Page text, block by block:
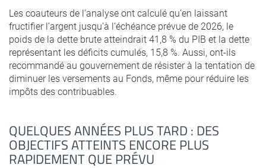
Les coauteurs de l’analyse ont calculé qu’en laissant
fructifier l’argent jusqu’à l’échéance prévue de 2026, le
poids de la dette brute atteindrait 41,8 % du PIB et la dette
représentant les déficits cumulés, 15,8 %. Aussi, ont-ils
recommandé au gouvernement de résister à la tentation de
diminuer les versements au Fonds, même pour réduire les
impôts des contribuables.
QUELQUES ANNÉES PLUS TARD : DES
OBJECTIFS ATTEINTS ENCORE PLUS
RAPIDEMENT QUE PRÉVU